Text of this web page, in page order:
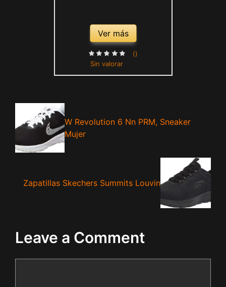
Ver más
Sin valorar
()
W Revolution 6 Nn PRM, Sneaker
Mujer
Zapatillas Skechers Summits Louvin
Leave a Comment